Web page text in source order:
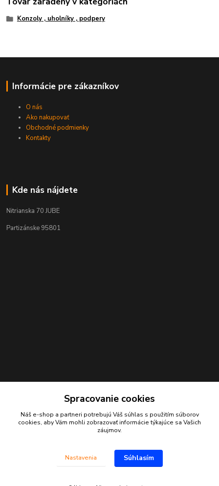
Konzoly , uholníky , podpery
Informácie pre zákazníkov
O nás
Ako nakupovať
Obchodné podmienky
Kontakty
Kde nás nájdete
Nitrianska 70 JUBE
Partizánske 95801
Kontakty
+421 903 691 375
(Po-Pia, 7-16 hod.)
Spracovanie cookies
Náš e-shop a partneri potrebujú Váš súhlas s použitím súborov
cookies, aby Vám mohli zobrazovať informácie týkajúce sa Vašich
záujmov.
Nastavenia Súhlasím